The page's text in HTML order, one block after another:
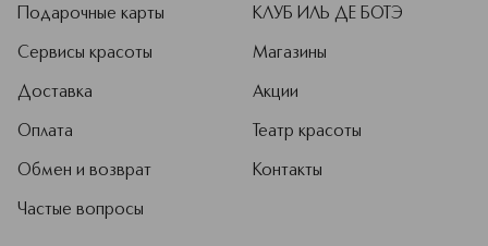
Подарочные карты
Сервисы красоты
Доставка
Оплата
Обмен и возврат
Частые вопросы
КЛУБ ИЛЬ ДЕ БОТЭ
Магазины
Акции
Театр красоты
Контакты